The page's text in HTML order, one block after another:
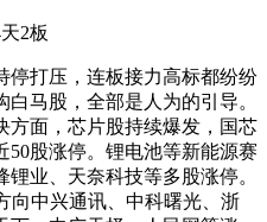
2板
停打压，连板接力高标都纷纷
马股，全部是人为的引导。
方面，芯片股持续爆发，国芯
股涨停。锂电池等新能源赛
业、天奈科技等多股涨停。
向中兴通讯、中科曙光、浙